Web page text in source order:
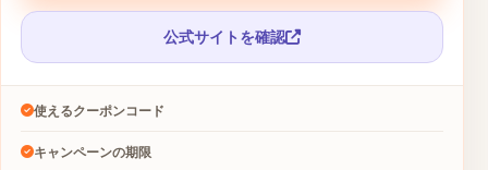
公式サイトを確認
使えるクーポンコード
キャンペーンの期限